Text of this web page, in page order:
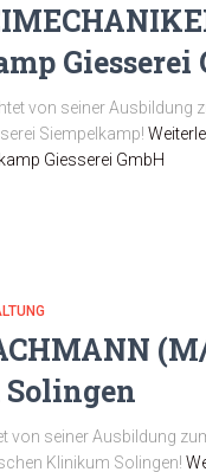
Giesserei
von seiner Ausbildung
Siempelkamp!
Giesserei GmbH
von seiner Ausbildung
Klinikum Solingen!